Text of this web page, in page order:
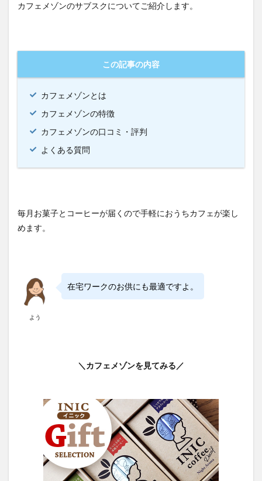
カフェメゾンのサブスクについてご紹介します。
この記事の内容
カフェメゾンとは
カフェメゾンの特徴
カフェメゾンの口コミ・評判
よくある質問
毎月お菓子とコーヒーが届くので手軽におうちカフェが楽し
めます。
よう
在宅ワークのお供にも最適ですよ。
＼カフェメゾンを見てみる／